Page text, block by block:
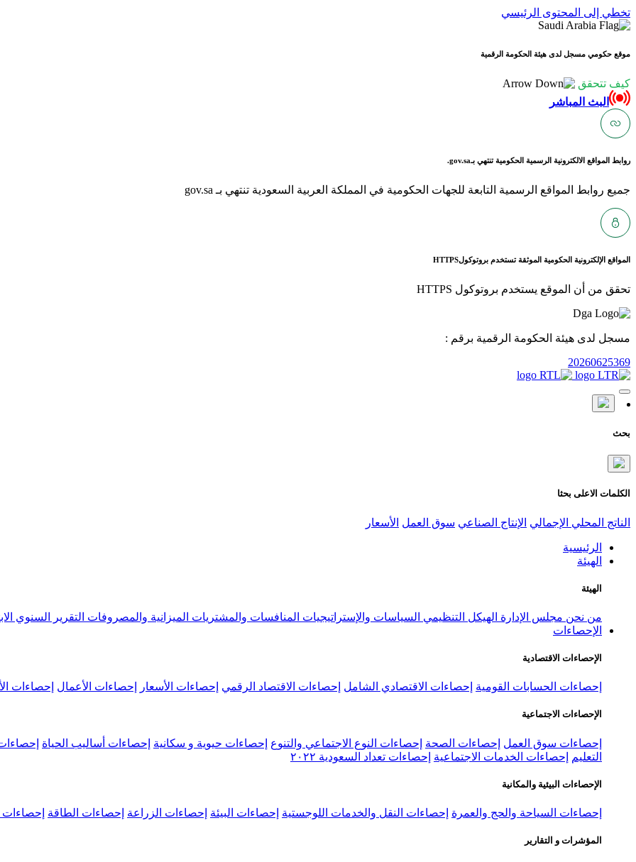
تخطي إلى المحتوى الرئيسي
موقع حكومي مسجل لدى هيئة الحكومة الرقمية
كيف تتحقق
البث المباشر
روابط المواقع الالكترونية الرسمية الحكومية تنتهي بـgov.sa.
جميع روابط المواقع الرسمية التابعة للجهات الحكومية في المملكة العربية السعودية تنتهي بـ gov.sa
المواقع الإلكترونية الحكومية الموثقة تستخدم بروتوكولHTTPS
تحقق من أن الموقع يستخدم بروتوكول HTTPS
مسجل لدى هيئة الحكومة الرقمية برقم :
20260625369
بحث
الكلمات الاعلى بحثا
الناتج المحلي الإجمالي الإنتاج الصناعي سوق العمل الأسعار
الرئيسية
الهيئة
الهيئة
من نحن مجلس الإدارة الهيكل التنظيمي السياسات والإستراتيجيات المنافسات والمشتريات الميزانية والمصروفات التقرير السنوي
الإحصاءات
الإحصاءات الاقتصادية
إحصاءات الحسابات القومية إحصاءات الاقتصادي الشامل إحصاءات الاقتصاد الرقمي إحصاءات الأسعار إحصاءات الأعمال إحصاءات
الإحصاءات الاجتماعية
إحصاءات سوق العمل إحصاءات الصحة إحصاءات النوع الاجتماعي والتنوع إحصاءات حيوية و سكانية إحصاءات أساليب الحياة
التعليم
إحصاءات الخدمات الاجتماعية إحصاءات تعداد السعودية ٢٠٢٢
الإحصاءات البيئية والمكانية
إحصاءات السياحة والحج والعمرة إحصاءات النقل والخدمات اللوجستية إحصاءات البيئة إحصاءات الزراعة إحصاءات الطاقة إحصاءات
المؤشرات و التقارير